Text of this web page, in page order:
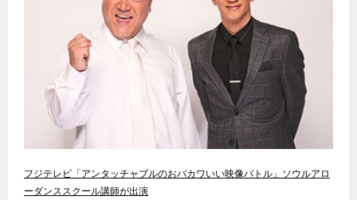
フジテレビ「アンタッチャブルのおバカワいい映像バトル」ソウルアロ
ーダンススクール講師が出演